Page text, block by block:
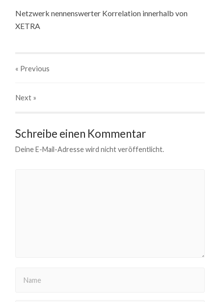
Netzwerk nennenswerter Korrelation innerhalb von
XETRA
« Previous
Next »
Schreibe einen Kommentar
Deine E-Mail-Adresse wird nicht veröffentlicht.